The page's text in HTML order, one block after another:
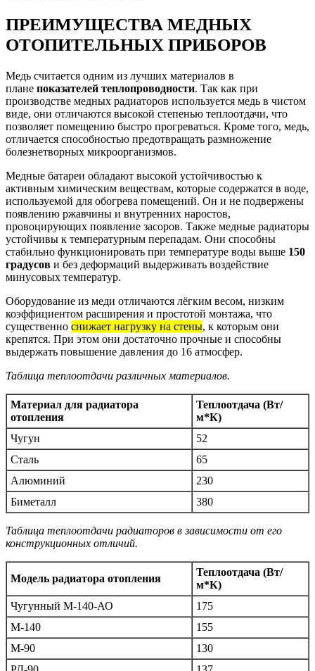
ПРЕИМУЩЕСТВА МЕДНЫХ
ОТОПИТЕЛЬНЫХ ПРИБОРОВ
Медь считается одним из лучших материалов в
плане показателей теплопроводности. Так как при
производстве медных радиаторов используется медь в чистом
виде, они отличаются высокой степенью теплоотдачи, что
позволяет помещению быстро прогреваться. Кроме того, медь,
отличается способностью предотвращать размножение
болезнетворных микроорганизмов.
Медные батареи обладают высокой устойчивостью к
активным химическим веществам, которые содержатся в воде,
используемой для обогрева помещений. Он и не подвержены
появлению ржавчины и внутренних наростов,
провоцирующих появление засоров. Также медные радиаторы
устойчивы к температурным перепадам. Они способны
стабильно функционировать при температуре воды выше 150
градусов и без деформаций выдерживать воздействие
минусовых температур.
Оборудование из меди отличаются лёгким весом, низким
коэффициентом расширения и простотой монтажа, что
существенно снижает нагрузку на стены, к которым они
крепятся. При этом они достаточно прочные и способны
выдержать повышение давления до 16 атмосфер.
Таблица теплоотдачи различных материалов.
Материал для радиатора
отопления
Теплоотдача (Вт/
м*К)
Чугун
52
Сталь
65
Алюминий
230
Биметалл
380
Таблица теплоотдачи радиаторов в зависимости от его
конструкционных отличий.
Модель радиатора отопления
Теплоотдача (Вт/
м*К)
Чугунный М-140-АО
175
М-140
155
М-90
130